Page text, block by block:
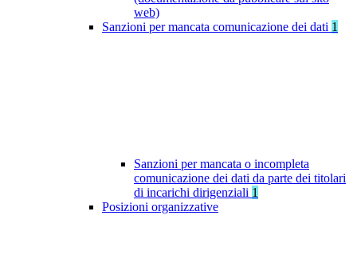
web)
Sanzioni per mancata comunicazione dei dati 1
Sanzioni per mancata o incompleta
comunicazione dei dati da parte dei titolari
di incarichi dirigenziali 1
Posizioni organizzative